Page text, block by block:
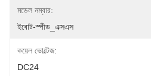
মডেল নম্বার:
ইবোট-স্পীড_এক্সএস
কয়েল ভোল্টেজ:
DC24